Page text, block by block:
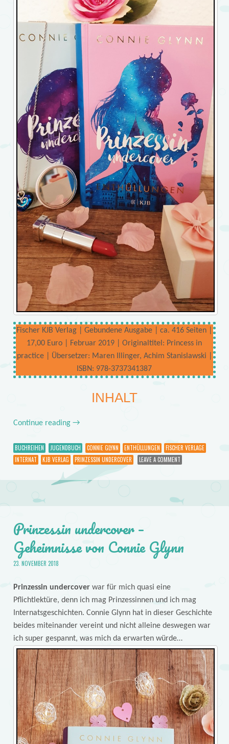
Fischer KJB Verlag | Gebundene Ausgabe | ca. 416 Seiten |
17,00 Euro | Februar 2019 | Originaltitel: Princess in
practice | Übersetzer: Maren Illinger, Achim Stanislawski |
ISBN: 978-3737341387
INHALT
Continue reading →
BUCHREIHEN JUGENDBUCH CONNIE GLYNN ENTHÜLLUNGEN
FISCHER VERLAGE
INTERNAT
KJB VERLAG PRINZESSIN UNDERCOVER LEAVE A COMMENT
Prinzessin undercover –
Geheimnisse von Connie Glynn
23. NOVEMBER 2018
Prinzessin undercoverwar für mich quasi eine
Pflichtlektüre, denn ich mag Prinzessinnen und ich mag
Internatsgeschichten. Connie Glynn hat in dieser Geschichte
beides miteinander vereint und nicht alleine deswegen war
ich super gespannt, was mich da erwarten würde…